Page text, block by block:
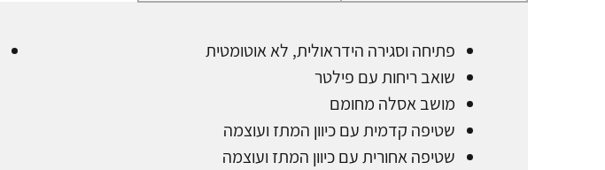
פתיחה וסגירה הידראולית, לא אוטומטית
שואב ריחות עם פילטר
מושב אסלה מחומם
שטיפה קדמית עם כיוון המתז ועוצמה
שטיפה אחורית עם כיוון המתז ועוצמה